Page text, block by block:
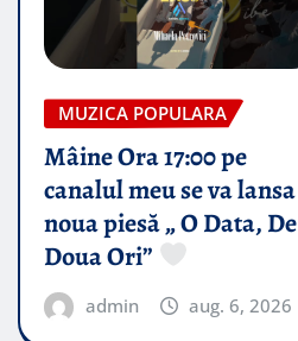
MUZICA POPULARA
Mâine Ora 17:00 pe
canalul meu se va lansa
noua piesă „ O Data, De
Doua Ori”
admin aug. 6, 2026